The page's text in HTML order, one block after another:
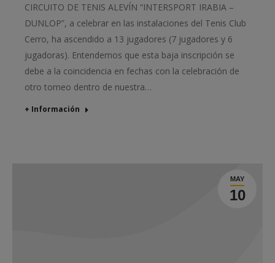
CIRCUITO DE TENIS ALEVÍN “INTERSPORT IRABIA –
DUNLOP”, a celebrar en las instalaciones del Tenis Club
Cerro, ha ascendido a 13 jugadores (7 jugadores y 6
jugadoras). Entendemos que esta baja inscripción se
debe a la coincidencia en fechas con la celebración de
otro torneo dentro de nuestra…
+ Información
MAY
10